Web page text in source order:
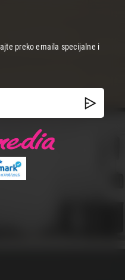
preko emaila specijalne i